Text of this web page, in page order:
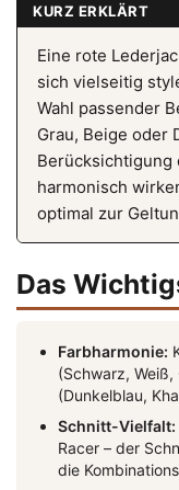
KURZ ERKLÄRT
Eine rote
sich vielseitig
Wahl passender
Grau, Beige oder
Berücksichtigung
harmonisch
optimal zur
Das
Farbharmonie:
(Schwarz,
(Dunkelblau,
Schnitt-Vielfalt:
Racer – der
die